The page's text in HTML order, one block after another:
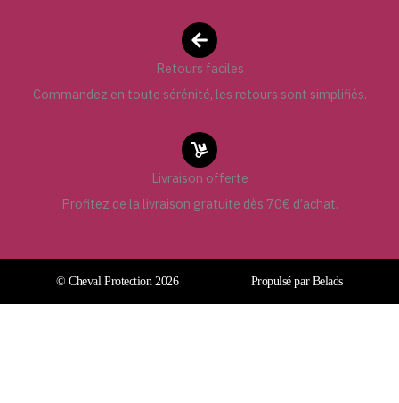
Retours faciles
Commandez en toute sérénité, les retours sont simplifiés.
Livraison offerte
Profitez de la livraison gratuite dès 70€ d’achat.
© Cheval Protection 2026 Propulsé par Belads